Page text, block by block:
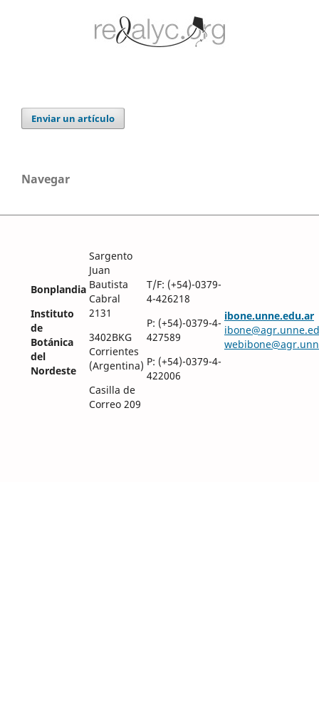
Enviar un artículo
Navegar
Bonplandia
Instituto
de
Botánica
del
Nordeste
Sargento
Juan
Bautista
Cabral
2131
3402BKG
Corrientes
(Argentina)
Casilla de
Correo 209
T/F: (+54)-0379-
4-426218
P: (+54)-0379-4-
427589
P: (+54)-0379-4-
422006
ibone.unne.edu.ar